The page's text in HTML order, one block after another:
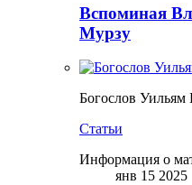
Вспоминая
Мурзу
Богослов Уильям
Статьи
Информация о
янв 15 2025